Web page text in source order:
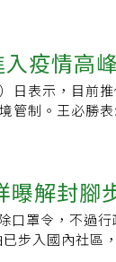
研究室主持人
菌種進行敏感
；轉而投以行
藥分為兩大類
，再次上市的
莊銀清舉例，
內外毒素進而
，除大幅降低
有內外毒素的嚴
他也說，類似藥
狀旅客，請主
，配合於國際
大眾運輸工具
」及「觀光」
所或負責居家
需求，可自行開
局安排就醫。
病傳播風險，
上周重症率雖
1.2，50到64
是反映前幾週
的中重症率控
藥，有效減少
在病床是夠的，
牲了就醫民眾的
缺」是當務之
有助於恢復充
先放寬入境唾
理期間使用。
都只需「0+7」
大眾交通工具
國的旅遊、商務
以上長者、長照
應趕快打好打滿
的情況下，幼
發生機會。曾
疫情高
日表示，目前
管制。王必勝
要進行，應該
規劃逐步邊境管
檢疫天數改為
放，指揮中心
牽涉各部會業管
曝解封腳
口罩令，不過
步入國內社區